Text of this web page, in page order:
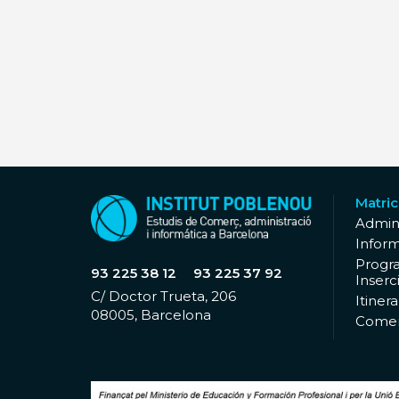
93 225 38 12
93 225 37 92
C/ Doctor Trueta, 206
08005, Barcelona